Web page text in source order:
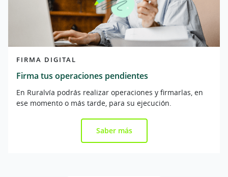
FIRMA DIGITAL
Firma tus operaciones pendientes
En Ruralvía podrás realizar operaciones y firmarlas, en
ese momento o más tarde, para su ejecución.
Saber más